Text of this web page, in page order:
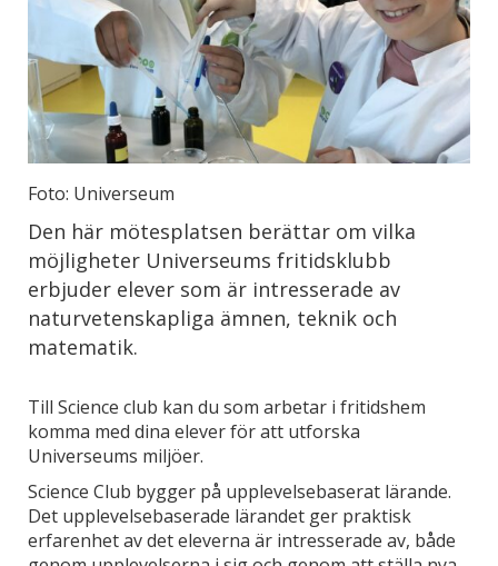
Foto: Universeum
Den här mötesplatsen berättar om vilka
möjligheter Universeums fritidsklubb
erbjuder elever som är intresserade av
naturvetenskapliga ämnen, teknik och
matematik.
Till Science club kan du som arbetar i fritidshem
komma med dina elever för att utforska
Universeums miljöer.
Science Club bygger på upplevelsebaserat lärande.
Det upplevelsebaserade lärandet ger praktisk
erfarenhet av det eleverna är intresserade av, både